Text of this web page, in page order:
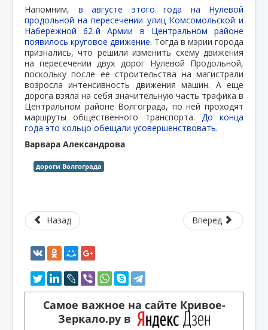
Напомним, в августе этого года на Нулевой
продольной на пересечении улиц Комсомольской и
Набережной 62-й Армии в Центральном районе
появилось круговое движение. Тогда в мэрии города
признались, что решили изменить схему движения
на пересечении двух дорог Нулевой Продольной,
поскольку после ее строительства на магистрали
возросла интенсивность движения машин. А еще
дорога взяла на себя значительную часть трафика в
Центральном районе Волгограда, по ней проходят
маршруты общественного транспорта. До конца
года это кольцо обещали усовершенствовать.
Варвара Александрова
дороги Волгограда
Назад Вперед
Самое важное на сайте Кривое-
Зеркало.ру в